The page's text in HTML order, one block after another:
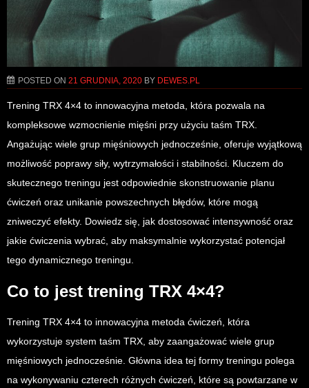
POSTED ON 21 GRUDNIA, 2020 BY DEWES.PL
Trening TRX 4×4 to innowacyjna metoda, która pozwala na
kompleksowe wzmocnienie mięśni przy użyciu taśm TRX.
Angażując wiele grup mięśniowych jednocześnie, oferuje wyjątkową
możliwość poprawy siły, wytrzymałości i stabilności. Kluczem do
skutecznego treningu jest odpowiednie skonstruowanie planu
ćwiczeń oraz unikanie powszechnych błędów, które mogą
zniweczyć efekty. Dowiedz się, jak dostosować intensywność oraz
jakie ćwiczenia wybrać, aby maksymalnie wykorzystać potencjał
tego dynamicznego treningu.
Co to jest trening TRX 4×4?
Trening TRX 4×4 to innowacyjna metoda ćwiczeń, która
wykorzystuje system taśm TRX, aby zaangażować wiele grup
mięśniowych jednocześnie. Główna idea tej formy treningu polega
na wykonywaniu czterech różnych ćwiczeń, które są powtarzane w